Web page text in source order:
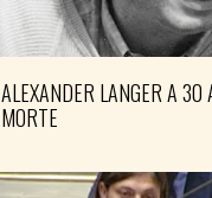
ALEXANDER LANGER A 30
MORTE